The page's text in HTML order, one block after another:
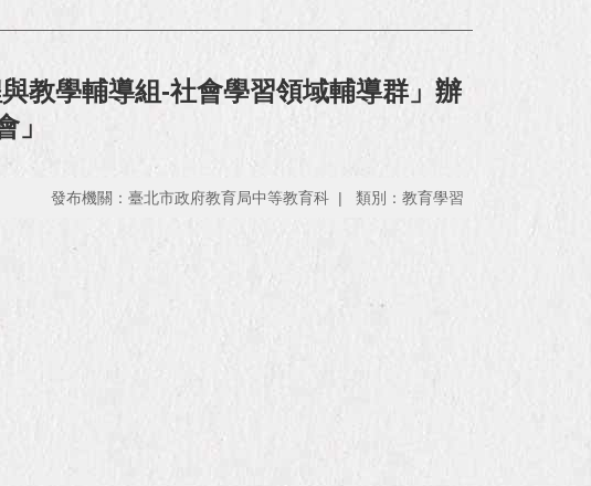
教學輔導組-社會學習領域輔導群」辦
」
發布機關：臺北市政府教育局中等教育科 類別：教育學習